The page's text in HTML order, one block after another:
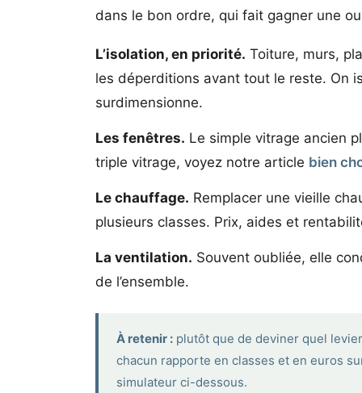
dans le bon ordre, qui fait gagner une
L’isolation, en priorité. Toiture, murs,
les déperditions avant tout le reste. On
surdimensionne.
Les fenêtres. Le simple vitrage ancien
triple vitrage, voyez notre article bien
Le chauffage. Remplacer une vieille
plusieurs classes. Prix, aides et
La ventilation. Souvent oubliée, elle
de l’ensemble.
À retenir :plutôt que de deviner quel
chacun rapporte en classes et en euros
simulateur ci-dessous.